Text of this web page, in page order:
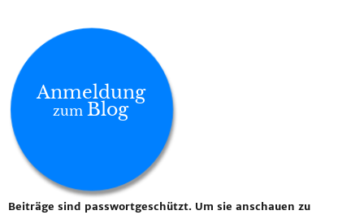
Anmeldung
zum Blog
Beiträge sind passwortgeschützt. Um sie anschauen zu